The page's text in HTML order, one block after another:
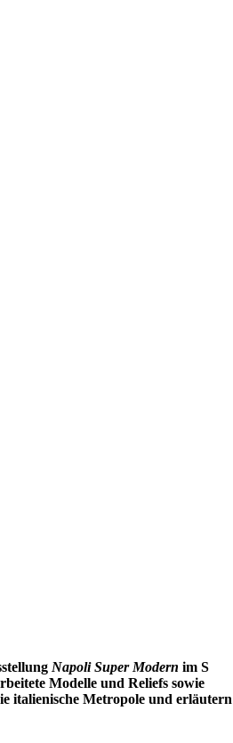
Napoli Super Modern im S
Modelle und Reliefs sowie
italienische Metropole und erläutern